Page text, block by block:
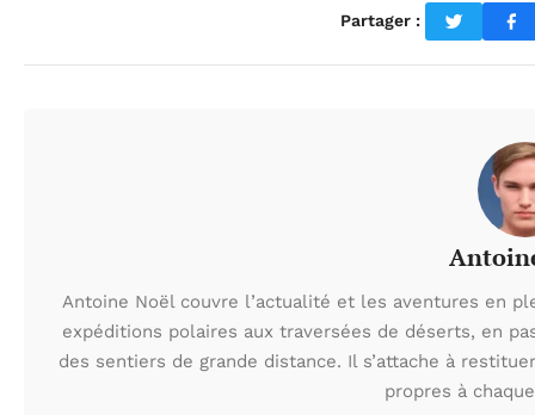
Partager :
Antoine Noël couvre l’actualité et les aventures en
expéditions polaires aux traversées de déserts, en
des sentiers de grande distance. Il s’attache à
propres à